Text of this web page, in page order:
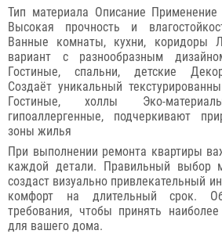
Тип материала Описание
Высокая прочность и
Ванные комнаты, кухни, коридоры
вариант с разнообразным
Гостиные, спальни, детские
Создаёт уникальный
Гостиные, холлы Эко-
гипоаллергенные, подчеркивают
зоны жилья
При выполнении ремонта квартиры
каждой детали. Правильный выбор
создаст визуально привлекательный
комфорт на длительный срок.
требования, чтобы принять
для вашего дома.